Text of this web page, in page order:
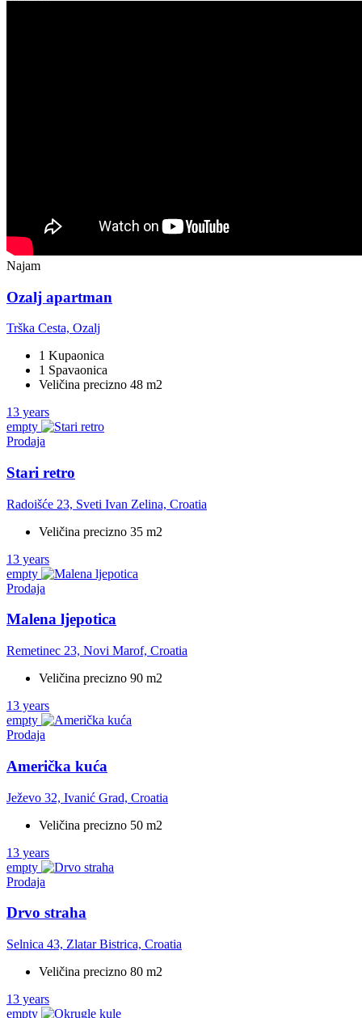
Najam
Ozalj apartman
Trška Cesta, Ozalj
1 Kupaonica
1 Spavaonica
Veličina precizno 48 m2
13 years
empty
Prodaja
Stari retro
Radoišće 23, Sveti Ivan Zelina, Croatia
Veličina precizno 35 m2
13 years
empty
Prodaja
Malena ljepotica
Remetinec 23, Novi Marof, Croatia
Veličina precizno 90 m2
13 years
empty
Prodaja
Američka kuća
Ježevo 32, Ivanić Grad, Croatia
Veličina precizno 50 m2
13 years
empty
Prodaja
Drvo straha
Selnica 43, Zlatar Bistrica, Croatia
Veličina precizno 80 m2
13 years
empty